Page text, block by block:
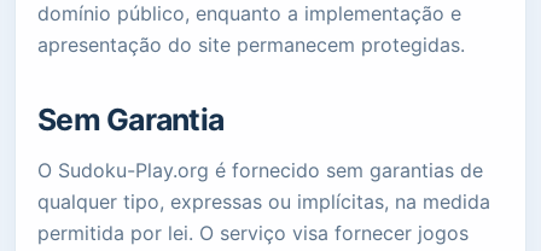
domínio público, enquanto a implementação e
apresentação do site permanecem protegidas.
Sem Garantia
O Sudoku-Play.org é fornecido sem garantias de
qualquer tipo, expressas ou implícitas, na medida
permitida por lei. O serviço visa fornecer jogos